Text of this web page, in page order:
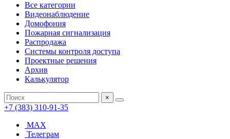
Все категории
Видеонаблюдение
Домофония
Пожарная сигнализация
Распродажа
Системы контроля доступа
Проектные решения
Архив
Калькулятор
×
+7 (383) 310-91-35
МАХ
Телеграм